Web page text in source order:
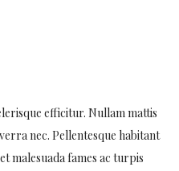
efficitur. Nullam mattis
nec. Pellentesque habitant
malesuada fames ac turpis